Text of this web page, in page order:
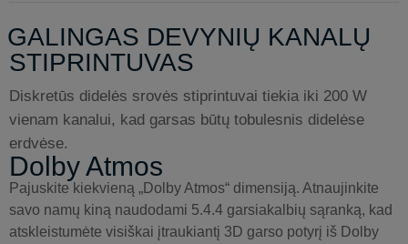
GALINGAS DEVYNIŲ KANALŲ
STIPRINTUVAS
Diskretūs didelės srovės stiprintuvai tiekia iki 200 W
vienam kanalui, kad garsas būtų tobulesnis didelėse
erdvėse.
Dolby Atmos
Pajuskite kiekvieną „Dolby Atmos“ dimensiją. Atnaujinkite
savo namų kiną naudodami 5.4.4 garsiakalbių sąranką, kad
atskleistumėte visiškai įtraukiantį 3D garso potyrį iš Dolby